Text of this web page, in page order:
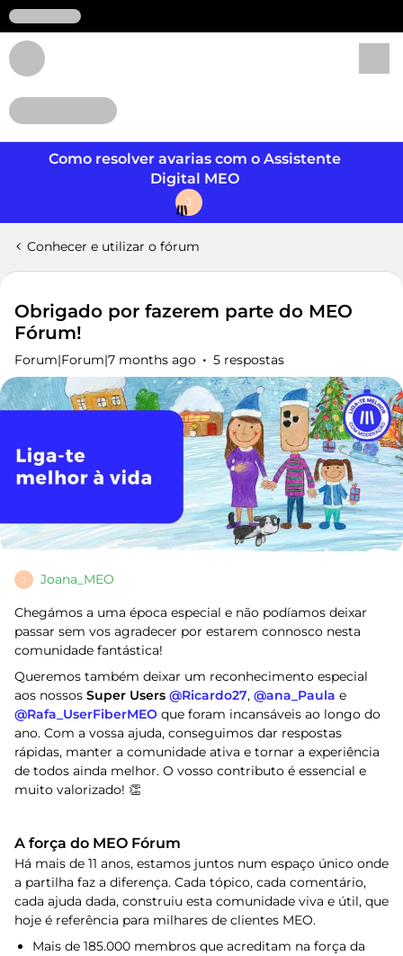
Como resolver avarias com o Assistente
Digital MEO
J
Conhecer e utilizar o fórum
Obrigado por fazerem parte do MEO
Fórum!
Forum|Forum|7 months ago 5 respostas
J Joana_MEO
Chegámos a uma época especial e não podíamos deixar
passar sem vos agradecer por estarem connosco nesta
comunidade fantástica!
Queremos também deixar um reconhecimento especial
aos nossos Super Users ​ @Ricardo27, @ana_Paula e ​
@Rafa_UserFiberMEO que foram incansáveis ao longo do
ano. Com a vossa ajuda, conseguimos dar respostas
rápidas, manter a comunidade ativa e tornar a experiência
de todos ainda melhor. O vosso contributo é essencial e
muito valorizado! 👏
A força do MEO Fórum
Há mais de 11 anos, estamos juntos num espaço único onde
a partilha faz a diferença. Cada tópico, cada comentário,
cada ajuda dada, construiu esta comunidade viva e útil, que
hoje é referência para milhares de clientes MEO.
Mais de 185.000 membros que acreditam na força da